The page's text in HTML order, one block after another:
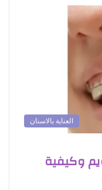
العناية بالاسنان
وكيفية